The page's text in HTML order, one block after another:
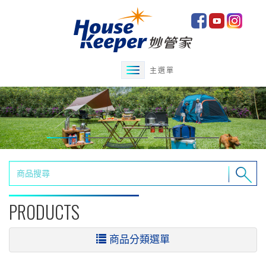
主選單
PRODUCTS
商品分類選單